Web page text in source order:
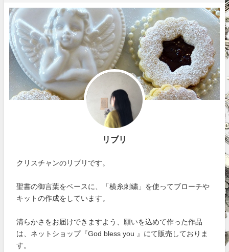
リブリ
クリスチャンのリブリです。
聖書の御言葉をベースに、「横糸刺繍」を使ってブローチや
キットの作成をしています。
清らかさをお届けできますよう、願いを込めて作った作品
は、ネットショップ『God bless you 』にて販売しておりま
す。